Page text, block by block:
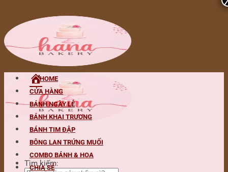
Tìm kiếm:
HOME
CỬA HÀNG
BÁNH NGÀY LỄ
BÁNH KHAI TRƯƠNG
BÁNH TIM ĐẬP
BÔNG LAN TRỨNG MUỐI
COMBO BÁNH & HOA
CHIA SẺ